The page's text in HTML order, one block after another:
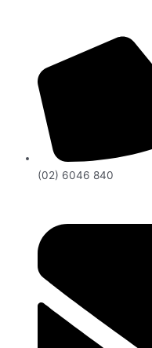
(02) 6046 840